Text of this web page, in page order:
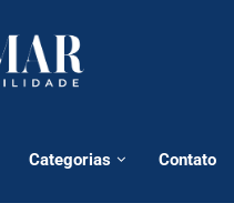
Categorias Contato